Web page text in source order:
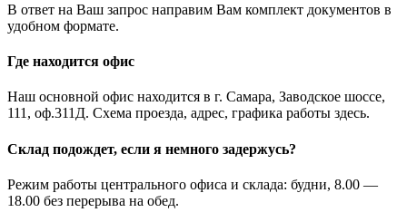
В ответ на Ваш запрос направим Вам комплект документов в
удобном формате.
Где находится офис
Наш основной офис находится в г. Самара, Заводское шоссе,
111, оф.311Д. Схема проезда, адрес, графика работы здесь.
Склад подождет, если я немного задержусь?
Режим работы центрального офиса и склада: будни, 8.00 —
18.00 без перерыва на обед.